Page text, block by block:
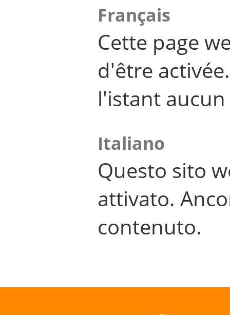
Français
Cette page
d'être
l'istant
Italiano
Questo sito
attivato.
contenuto.